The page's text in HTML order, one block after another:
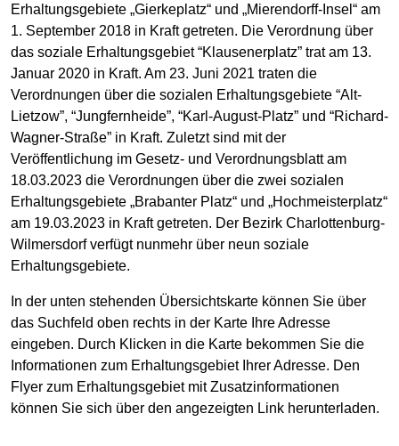
Erhaltungsgebiete „Gierkeplatz“ und „Mierendorff-Insel“ am
1. September 2018 in Kraft getreten. Die Verordnung über
das soziale Erhaltungsgebiet “Klausenerplatz” trat am 13.
Januar 2020 in Kraft. Am 23. Juni 2021 traten die
Verordnungen über die sozialen Erhaltungsgebiete “Alt-
Lietzow”, “Jungfernheide”, “Karl-August-Platz” und “Richard-
Wagner-Straße” in Kraft. Zuletzt sind mit der
Veröffentlichung im Gesetz- und Verordnungsblatt am
18.03.2023 die Verordnungen über die zwei sozialen
Erhaltungsgebiete „Brabanter Platz“ und „Hochmeisterplatz“
am 19.03.2023 in Kraft getreten. Der Bezirk Charlottenburg-
Wilmersdorf verfügt nunmehr über neun soziale
Erhaltungsgebiete.
In der unten stehenden Übersichtskarte können Sie über
das Suchfeld oben rechts in der Karte Ihre Adresse
eingeben. Durch Klicken in die Karte bekommen Sie die
Informationen zum Erhaltungsgebiet Ihrer Adresse. Den
Flyer zum Erhaltungsgebiet mit Zusatzinformationen
können Sie sich über den angezeigten Link herunterladen.